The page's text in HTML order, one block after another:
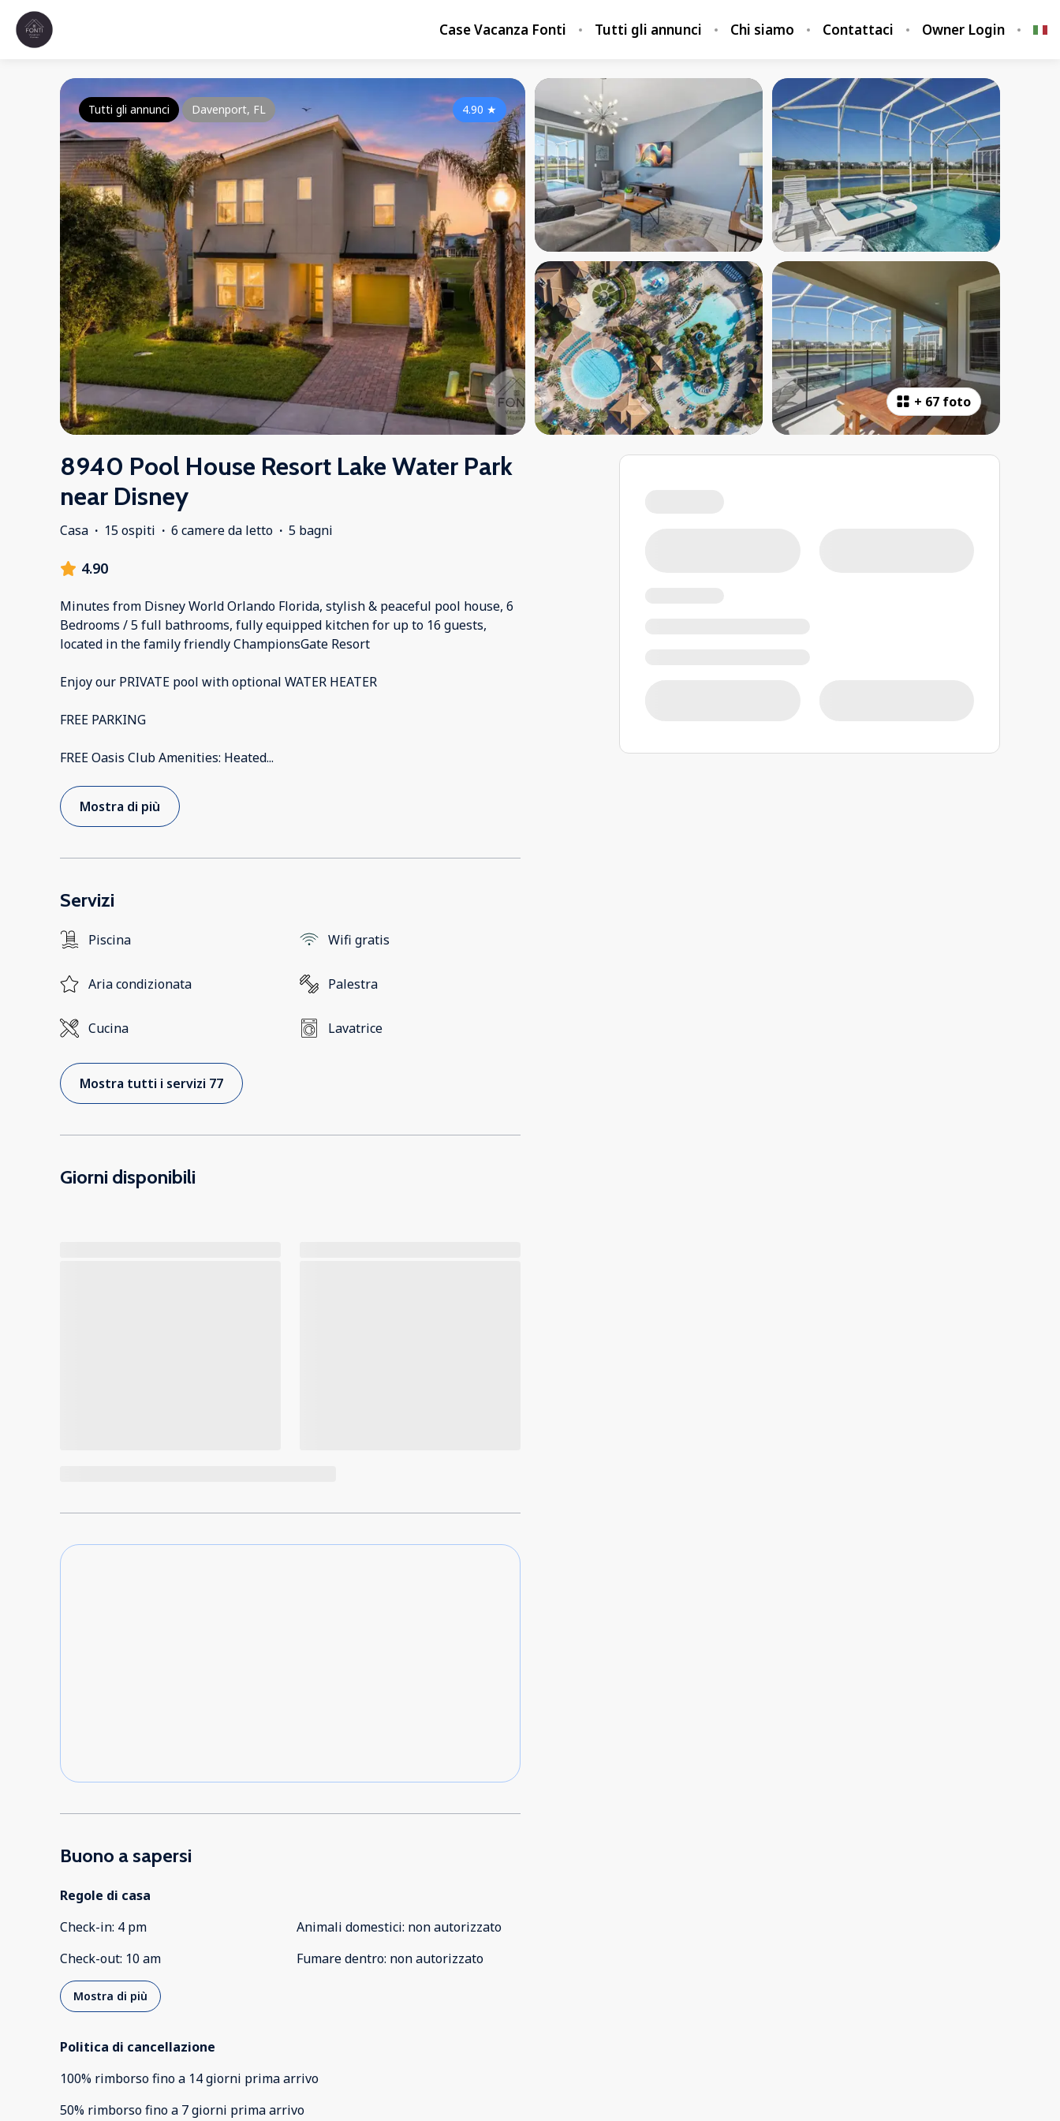
Case Vacanza Fonti Tutti gli annunci Chi siamo Contattaci Owner Login
+ 67 foto
4.90 ★
Tutti gli annunci Davenport, FL
8940 Pool House Resort Lake Water Park
near Disney
Casa · 15 ospiti · 6 camere da letto · 5 bagni
4.90
Minutes from Disney World Orlando Florida, stylish & peaceful pool house, 6
Bedrooms / 5 full bathrooms, fully equipped kitchen for up to 16 guests,
located in the family friendly ChampionsGate Resort
Enjoy our PRIVATE pool with optional WATER HEATER
FREE PARKING
FREE Oasis Club Amenities: Heated...
Mostra di più
Servizi
Piscina Wifi gratis
Aria condizionata Palestra
Cucina Lavatrice
Mostra tutti i servizi 77
Giorni disponibili
Buono a sapersi
Regole di casa
Check-in: 4 pm
Check-out: 10 am
Animali domestici: non autorizzato
Fumare dentro: non autorizzato
Mostra di più
Politica di cancellazione
100% rimborsofino a 14 giorni primaarrivo
50% rimborsofino a 7 giorni primaarrivo